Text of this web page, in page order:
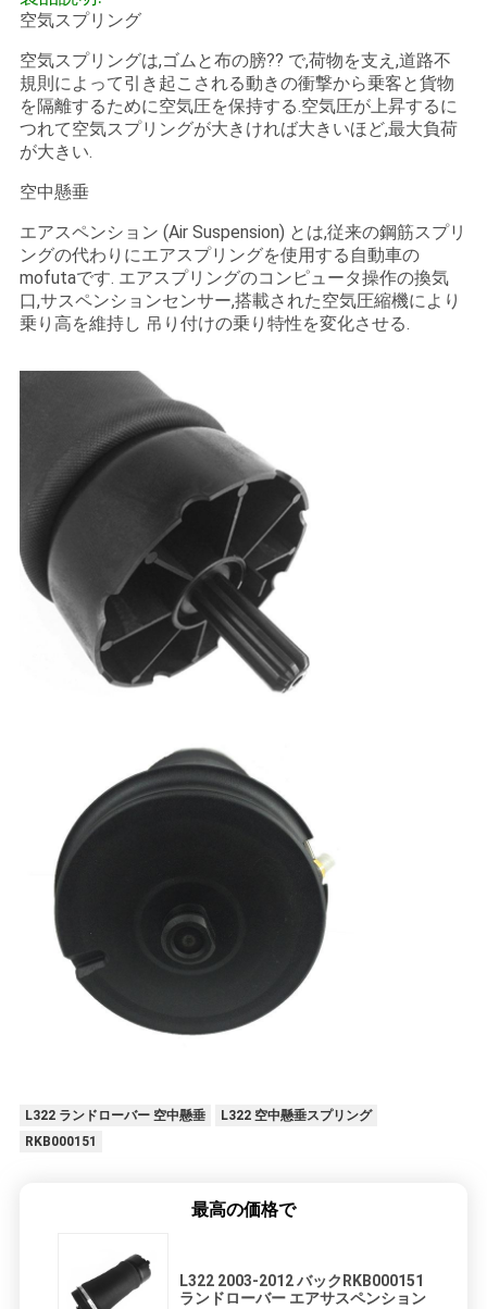
空気スプリング
空気スプリングは,ゴムと布の膀?? で,荷物を支え,道路不
規則によって引き起こされる動きの衝撃から乗客と貨物
を隔離するために空気圧を保持する.空気圧が上昇するに
つれて空気スプリングが大きければ大きいほど,最大負荷
が大きい.
空中懸垂
エアスペンション (Air Suspension) とは,従来の鋼筋スプリ
ングの代わりにエアスプリングを使用する自動車の
mofutaです. エアスプリングのコンピュータ操作の換気
口,サスペンションセンサー,搭載された空気圧縮機により
乗り高を維持し 吊り付けの乗り特性を変化させる.
L322 ランドローバー 空中懸垂
L322 空中懸垂スプリング
RKB000151
最高の価格で
L322 2003-2012 バックRKB000151
ランドローバー エアサスペンション